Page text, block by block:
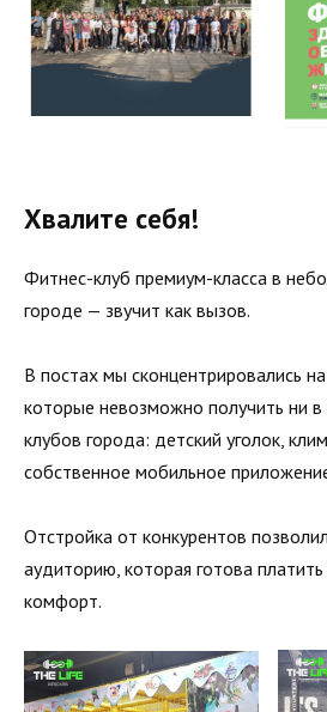
Хвалите себя!
Фитнес-клуб премиум-класса в
городе — звучит как вызов.
В постах мы сконцентрировались на
которые невозможно получить ни
клубов города: детский уголок,
собственное мобильное
Отстройка от конкурентов
аудиторию, которая готова
комфорт.